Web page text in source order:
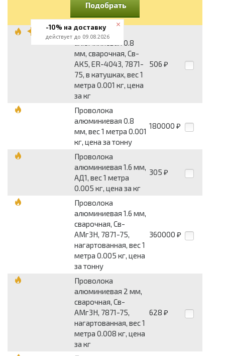
Подобрать
Проволока
алюминиевая 0.8
мм, сварочная, Св-
АК5, ER-4043, 7871-
75, в катушках, вес 1
метра 0.001 кг, цена
за кг
506 ₽
Проволока
алюминиевая 0.8
мм, вес 1 метра 0.001
кг, цена за тонну
180000 ₽
Проволока
алюминиевая 1.6 мм,
АД1, вес 1 метра
0.005 кг, цена за кг
305 ₽
Проволока
алюминиевая 1.6 мм,
сварочная, Св-
АМг3Н, 7871-75,
нагартованная, вес 1
метра 0.005 кг, цена
за тонну
360000 ₽
Проволока
алюминиевая 2 мм,
сварочная, Св-
АМг3Н, 7871-75,
нагартованная, вес 1
метра 0.008 кг, цена
за кг
628 ₽
-10% на доставку
действует до 09.08.2026